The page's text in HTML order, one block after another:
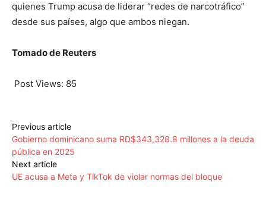
quienes Trump acusa de liderar “redes de narcotráfico”
desde sus países, algo que ambos niegan.
Tomado de Reuters
Post Views: 85
Previous article
Gobierno dominicano suma RD$343,328.8 millones a la deuda
pública en 2025
Next article
UE acusa a Meta y TikTok de violar normas del bloque